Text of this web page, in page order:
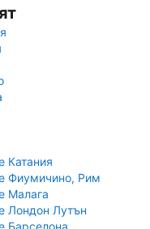
Катания
Фиумичино, Рим
Малага
Лондон Лутън
Барселона